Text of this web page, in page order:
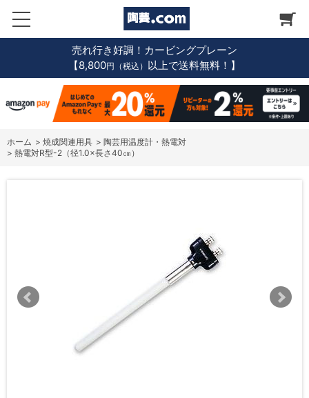
売れ行き好調！カービングプレーン
【8,800円（税込） 以上で送料無料！】
ホーム > 焼成関連用具 > 陶芸用温度計・熱電対
> 熱電対R型-2（径1.0×長さ40㎝）